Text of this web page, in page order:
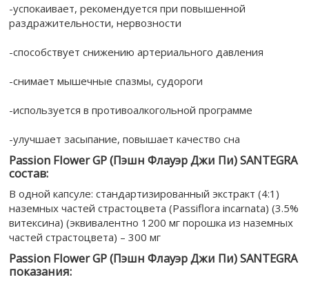
-успокаивает, рекомендуется при повышенной
раздражительности, нервозности
-способствует снижению артериального давления
-снимает мышечные спазмы, судороги
-используется в противоалкогольной программе
-улучшает засыпание, повышает качество сна
Passion Flower GP (Пэшн Флауэр Джи Пи) SANTEGRA
состав:
В одной капсуле: стандартизированный экстракт (4:1)
наземных частей страстоцвета (Passiflora incarnata) (3.5%
витексина) (эквивалентно 1200 мг порошка из наземных
частей страстоцвета) – 300 мг
Passion Flower GP (Пэшн Флауэр Джи Пи) SANTEGRA
показания: